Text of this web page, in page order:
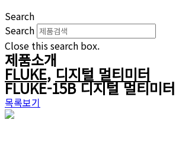
Search
Search
Close this search box.
제품소개
FLUKE,디지털 멀티미터
FLUKE-15B 디지털 멀티미
목록보기